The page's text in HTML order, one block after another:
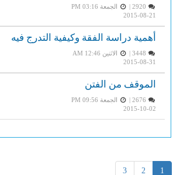
الجمعة PM 03:16
2015-08-21
أهمية دراسة الفقة وكيفية التدرج فيه
الاثنين AM 12:46
2015-08-31
الموقف من الفتن
الجمعة PM 09:56
2015-10-02
1
2
3